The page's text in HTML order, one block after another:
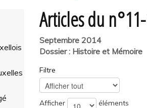
Articles du
Septembre 2014
Dossier : Histoire et Mémoire
Filtre
Afficher éléments